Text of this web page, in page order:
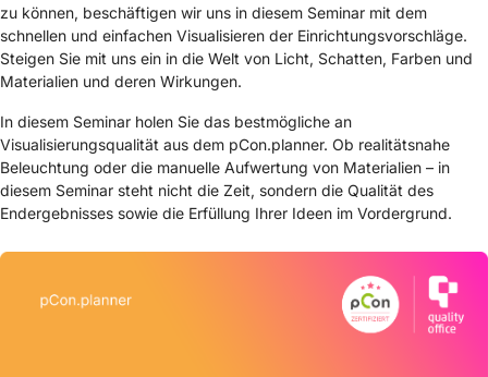
zu können, beschäftigen wir uns in diesem Seminar mit dem
schnellen und einfachen Visualisieren der Einrichtungsvorschläge.
Steigen Sie mit uns ein in die Welt von Licht, Schatten, Farben und
Materialien und deren Wirkungen.
In diesem Seminar holen Sie das bestmögliche an
Visualisierungsqualität aus dem pCon.planner. Ob realitätsnahe
Beleuchtung oder die manuelle Aufwertung von Materialien – in
diesem Seminar steht nicht die Zeit, sondern die Qualität des
Endergebnisses sowie die Erfüllung Ihrer Ideen im Vordergrund.